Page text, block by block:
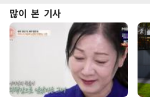
많이 본 기사